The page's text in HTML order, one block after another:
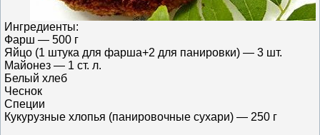
Ингредиенты:
Фарш — 500 г
Яйцо (1 штука для фарша+2 для панировки) — 3 шт.
Майонез — 1 ст. л.
Белый хлеб
Чеснок
Специи
Кукурузные хлопья (панировочные сухари) — 250 г